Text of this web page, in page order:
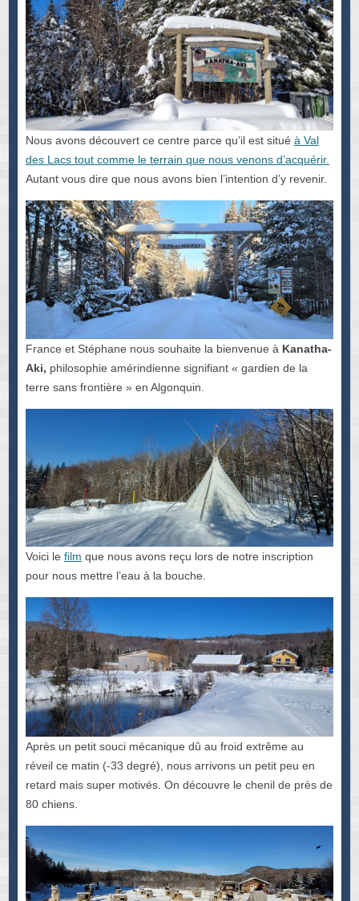
Nous avons découvert ce centre parce qu’il est situé à Val
des Lacs tout comme le terrain que nous venons d’acquérir.
Autant vous dire que nous avons bien l’intention d’y revenir.
France et Stéphane nous souhaite la bienvenue àKanatha-
Aki, philosophie amérindienne signifiant « gardien de la
terre sans frontière » en Algonquin.
Voici le film que nous avons reçu lors de notre inscription
pour nous mettre l’eau à la bouche.
Après un petit souci mécanique dû au froid extrême au
réveil ce matin (-33 degré), nous arrivons un petit peu en
retard mais super motivés. On découvre le chenil de près de
80 chiens.